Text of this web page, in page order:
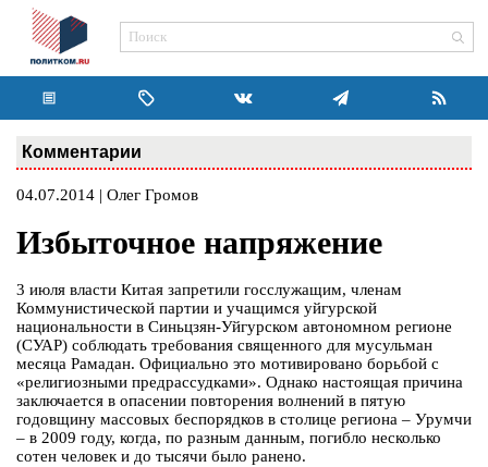
Комментарии
04.07.2014 | Олег Громов
Избыточное напряжение
3 июля власти Китая запретили госслужащим, членам
Коммунистической партии и учащимся уйгурской
национальности в Синьцзян-Уйгурском автономном регионе
(СУАР) соблюдать требования священного для мусульман
месяца Рамадан. Официально это мотивировано борьбой с
«религиозными предрассудками». Однако настоящая причина
заключается в опасении повторения волнений в пятую
годовщину массовых беспорядков в столице региона – Урумчи
– в 2009 году, когда, по разным данным, погибло несколько
сотен человек и до тысячи было ранено.